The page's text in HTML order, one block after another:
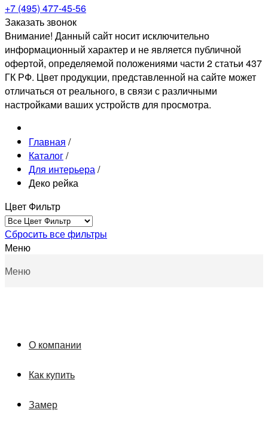
+7 (495) 477-45-56
Заказать звонок
Внимание! Данный сайт носит исключительно
информационный характер и не является публичной
офертой, определяемой положениями части 2 статьи 437
ГК РФ. Цвет продукции, представленной на сайте может
отличаться от реального, в связи с различными
настройками ваших устройств для просмотра.
Главная /
Каталог/
Для интерьера/
Деко рейка
Цвет Фильтр
Сбросить все фильтры
Меню
Меню
О компании
Как купить
Замер